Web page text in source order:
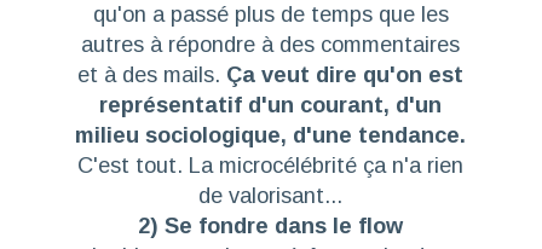
qu'on a passé plus de temps que les
autres à répondre à des commentaires
et à des mails. Ça veut dire qu'on est
représentatif d'un courant, d'un
milieu sociologique, d'une tendance.
C'est tout. La microcélébrité ça n'a rien
de valorisant...
2) Se fondre dans le flow